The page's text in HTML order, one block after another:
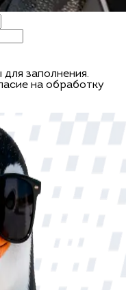
заполнения.
на обработку